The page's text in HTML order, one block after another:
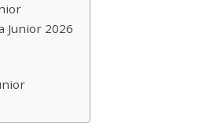
Junior 2026